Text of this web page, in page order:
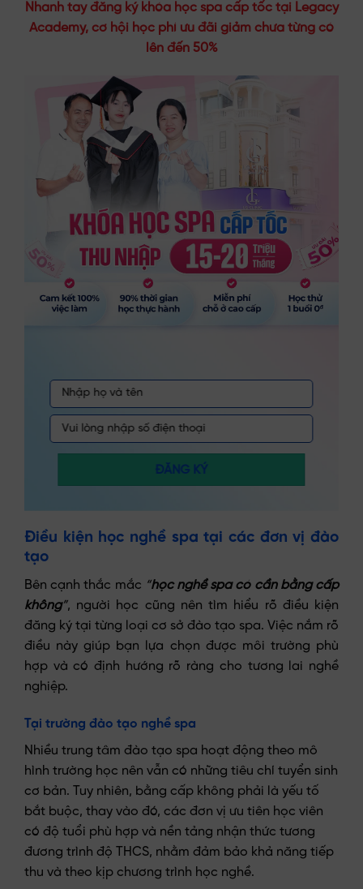
Nhanh tay đăng ký khóa học spa cấp tốc tại Legacy
Academy, cơ hội học phí ưu đãi giảm chưa từng có
lên đến 50%
ĐĂNG KÝ
Điều kiện học nghề spa tại các đơn vị đào
tạo
Bên cạnh thắc mắc “học nghề spa có cần bằng cấp
không”, người học cũng nên tìm hiểu rõ điều kiện
đăng ký tại từng loại cơ sở đào tạo spa. Việc nắm rõ
điều này giúp bạn lựa chọn được môi trường phù
hợp và có định hướng rõ ràng cho tương lai nghề
nghiệp.
Tại trường đào tạo nghề spa
Nhiều trung tâm đào tạo spa hoạt động theo mô
hình trường học nên vẫn có những tiêu chí tuyển sinh
cơ bản. Tuy nhiên, bằng cấp không phải là yếu tố
bắt buộc, thay vào đó, các đơn vị ưu tiên học viên
có độ tuổi phù hợp và nền tảng nhận thức tương
đương trình độ THCS, nhằm đảm bảo khả năng tiếp
thu và theo kịp chương trình học nghề.